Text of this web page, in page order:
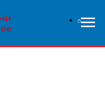
на сайт - заказы
приносим свои
с вашей стороны.